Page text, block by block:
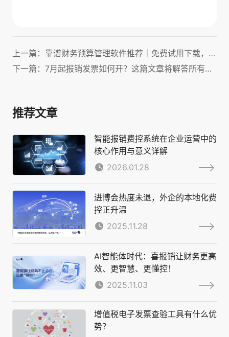
上一篇：靠谱财务预算管理软件推荐｜免费试用下载，适配企业预算、决算全流程
下一篇：7月起报销发票如何开？这篇文章将解答所有人的疑问！
推荐文章
智能报销费控系统在企业运营中的
核心作用与意义详解
2026.01.28
进博会热度未退，外企的本地化费
控正升温
2025.11.28
AI智能体时代：喜报销让财务更高
效、更智慧、更懂控！
2025.11.03
增值税电子发票查验工具有什么优
势？